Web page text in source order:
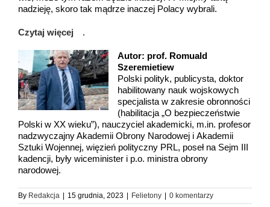
nadzieję, skoro tak mądrze inaczej Polacy wybrali.
Czytaj więcej .
Autor: prof. Romuald
Szeremietiew
Polski polityk, publicysta, doktor
habilitowany nauk wojskowych
specjalista w zakresie obronności
(habilitacja „O bezpieczeństwie
Polski w XX wieku”), nauczyciel akademicki, m.in. profesor
nadzwyczajny Akademii Obrony Narodowej i Akademii
Sztuki Wojennej, więzień polityczny PRL, poseł na Sejm III
kadencji, były wiceminister i p.o. ministra obrony
narodowej.
By Redakcja | 15 grudnia, 2023 | Felietony | 0 komentarzy